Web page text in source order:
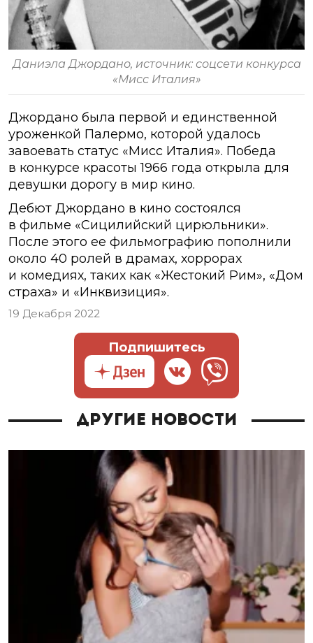
Даниэла Джордано, источник: соцсети конкурса
«Мисс Италия»
Джордано была первой и единственной
уроженкой Палермо, которой удалось
завоевать статус «Мисс Италия». Победа
в конкурсе красоты 1966 года открыла для
девушки дорогу в мир кино.
Дебют Джордано в кино состоялся
в фильме «Сицилийский цирюльники».
После этого ее фильмографию пополнили
около 40 ролей в драмах, хоррорах
и комедиях, таких как «Жестокий Рим», «Дом
страха» и «Инквизиция».
19 Декабря 2022
Подпишитесь
Другие новости